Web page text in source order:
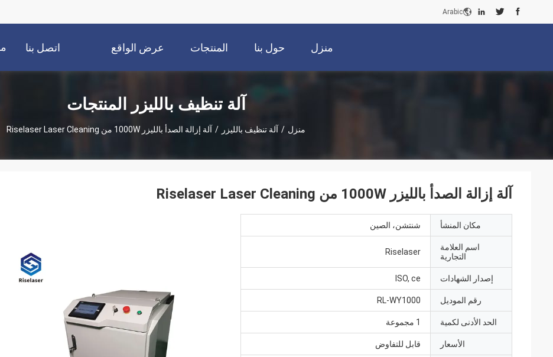
Arabic
منزل حول بنا المنتجات عرض الواقع
الافتراضي
اتصل بنا
آلة تنظيف بالليزر المنتجات
منزل / آلة تنظيف بالليزر / آلة إزالة الصدأ بالليزر 1000W من Riselaser Laser Cleaning
آلة إزالة الصدأ بالليزر 1000W من Riselaser Laser Cleaning
مكان المنشأ شنتشن، الصين
اسم العلامة
التجارية
Riselaser
إصدار الشهادات ISO, ce
رقم الموديل RL-WY1000
الحد الأدنى لكمية 1 مجموعة
الأسعار قابل للتفاوض